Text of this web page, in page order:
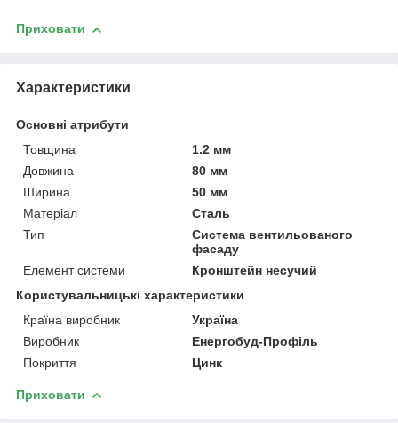
Приховати
Характеристики
Основні атрибути
Товщина
1.2 мм
Довжина
80 мм
Ширина
50 мм
Матеріал
Сталь
Тип
Система вентильованого
фасаду
Елемент системи
Кронштейн несучий
Користувальницькі характеристики
Країна виробник
Україна
Виробник
Енергобуд-Профіль
Покриття
Цинк
Приховати